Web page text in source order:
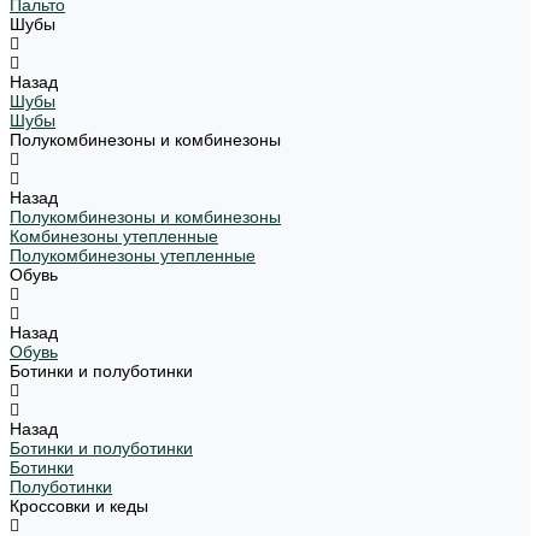
Пальто
Шубы
Назад
Шубы
Шубы
Полукомбинезоны и комбинезоны
Назад
Полукомбинезоны и комбинезоны
Комбинезоны утепленные
Полукомбинезоны утепленные
Обувь
Назад
Обувь
Ботинки и полуботинки
Назад
Ботинки и полуботинки
Ботинки
Полуботинки
Кроссовки и кеды